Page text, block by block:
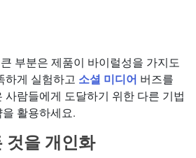
부분은 제품이 바이럴성을 가지도
하게 실험하고 소셜 미디어 버즈를
사람들에게 도달하기 위한 다른 기법
활용하세요.
것을 개인화